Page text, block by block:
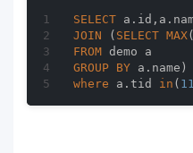
SELECT
JOIN ( SELECT MAX
FROM
GROUP BY a.name)
where a.tid in ( 11